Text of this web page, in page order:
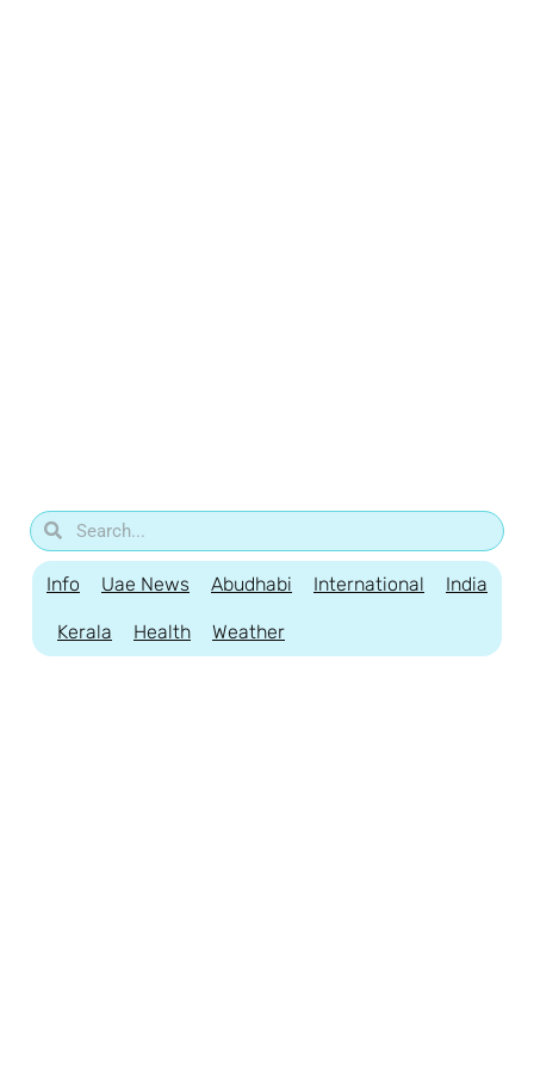
Info Uae News Abudhabi International India
Kerala Health Weather